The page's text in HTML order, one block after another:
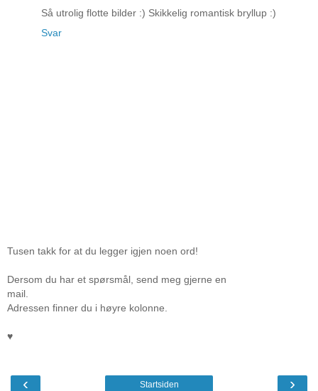
Så utrolig flotte bilder :) Skikkelig romantisk bryllup :)
Svar
Tusen takk for at du legger igjen noen ord!
Dersom du har et spørsmål, send meg gjerne en
mail.
Adressen finner du i høyre kolonne.
♥
‹ ›
Startsiden